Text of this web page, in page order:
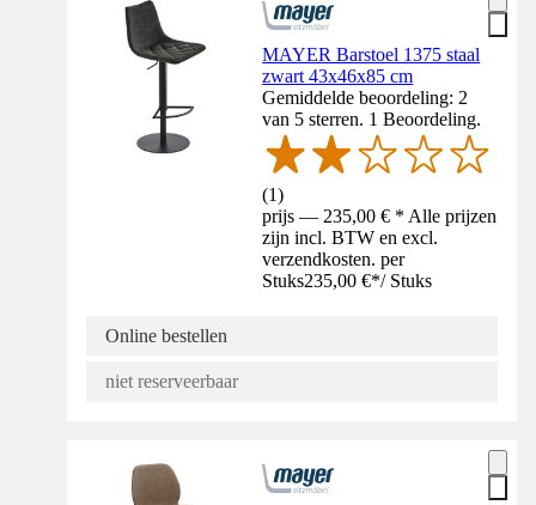
MAYER Barstoel 1375 staal
zwart 43x46x85 cm
Gemiddelde beoordeling: 2
van 5 sterren. 1 Beoordeling.
(1)
prijs — 235,00 € * Alle prijzen
zijn incl. BTW en excl.
verzendkosten. per
Stuks235,00 €*/ Stuks
Online bestellen
niet reserveerbaar